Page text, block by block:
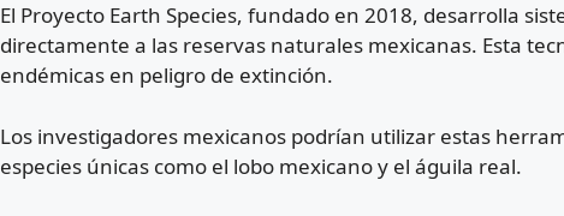
El Proyecto Earth Species, fundado en 2018, desarrolla
directamente a las reservas naturales mexicanas. Esta
endémicas en peligro de extinción.
Los investigadores mexicanos podrían utilizar estas
especies únicas como el lobo mexicano y el águila real.